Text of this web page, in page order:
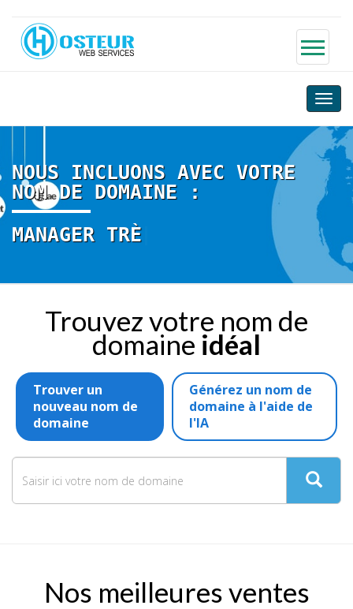
Toggle
NOUS INCLUONS AVEC VOTRE
NOM DE DOMAINE :
MANAGER TRÈS SI
Trouvez votre nom de
domaine idéal
Trouver un
nouveau nom de
domaine
Générez un nom de
domaine à l'aide de
l'IA
Nos meilleures ventes